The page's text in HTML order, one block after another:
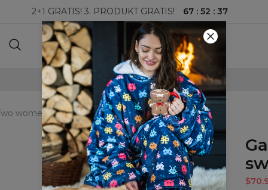
2+1 GRATIS! 3. PRODUKT GRATIS! 67 : 52 : 36
100-DAGERS RETURRETT
womens sweatshirt